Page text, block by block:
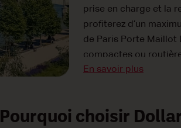
prise en charge et la
profiterez d’un
de Paris Porte Maillot
compactes ou
de vitesses
En savoir plus
Pourquoi choisir